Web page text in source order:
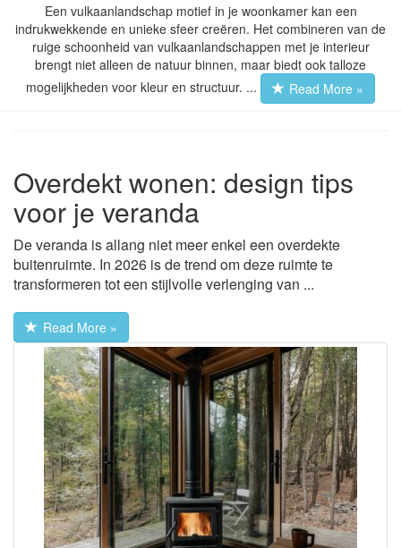
Een vulkaanlandschap motief in je woonkamer kan een
indrukwekkende en unieke sfeer creëren. Het combineren van de
ruige schoonheid van vulkaanlandschappen met je interieur
brengt niet alleen de natuur binnen, maar biedt ook talloze
mogelijkheden voor kleur en structuur. ...
Read More »
Overdekt wonen: design tips
voor je veranda
De veranda is allang niet meer enkel een overdekte
buitenruimte. In 2026 is de trend om deze ruimte te
transformeren tot een stijlvolle verlenging van ...
Read More »